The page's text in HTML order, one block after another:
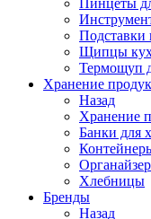
Пинцеты
Подставки
Щипцы
Термощуп
Хранение
Назад
Хранение
Банки для
Хлебницы
Бренды
Назад